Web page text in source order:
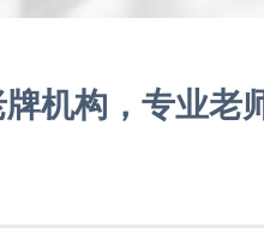
机构，专业老